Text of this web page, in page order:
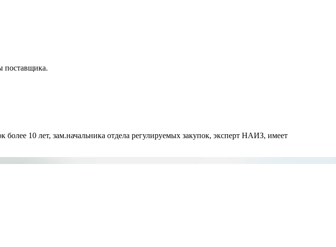
поставщика.
10 лет, зам.начальника отдела регулируемых закупок, эксперт НАИЗ, имеет